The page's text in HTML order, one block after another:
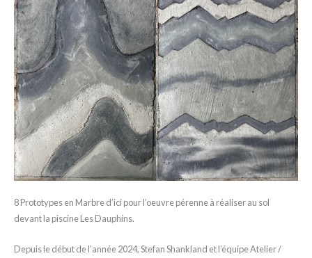
8 Prototypes en Marbre d’ici pour l’oeuvre pérenne à réaliser au sol
devant la piscine Les Dauphins.
Depuis le début de l’année 2024, Stefan Shankland et l’équipe Atelier /